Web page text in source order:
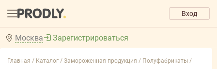
Вход
Москва Зарегистрироваться
Главная / Каталог / Замороженная продукция / Полуфабрикаты /